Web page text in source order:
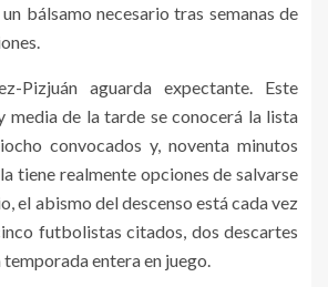
bálsamo necesario tras semanas de
Pizjuán aguarda expectante. Este
media de la tarde se conocerá la lista
convocados y, noventa minutos
tiene realmente opciones de salvarse
el abismo del descenso está cada vez
futbolistas citados, dos descartes
entera en juego.